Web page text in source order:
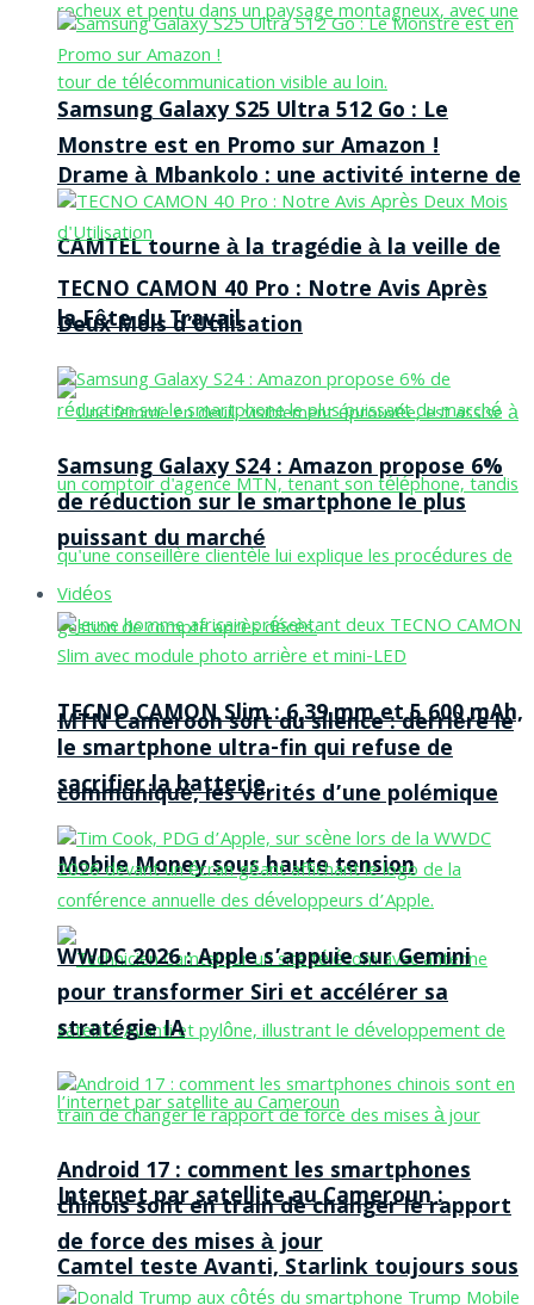
Drame à Mbankolo : une activité interne de
CAMTEL tourne à la tragédie à la veille de
la Fête du Travail
MTN Cameroon sort du silence : derrière le
communiqué, les vérités d’une polémique
Mobile Money sous haute tension
Internet par satellite au Cameroun :
Camtel teste Avanti, Starlink toujours sous
Samsung Galaxy S25 Ultra 512 Go : Le
Monstre est en Promo sur Amazon !
TECNO CAMON 40 Pro : Notre Avis Après
Deux Mois d’Utilisation
Samsung Galaxy S24 : Amazon propose 6%
de réduction sur le smartphone le plus
puissant du marché
Vidéos
TECNO CAMON Slim : 6,39 mm et 5 600 mAh,
le smartphone ultra-fin qui refuse de
sacrifier la batterie
WWDC 2026 : Apple s’appuie sur Gemini
pour transformer Siri et accélérer sa
stratégie IA
Android 17 : comment les smartphones
chinois sont en train de changer le rapport
de force des mises à jour